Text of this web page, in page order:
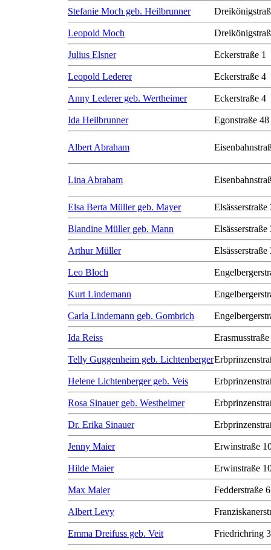
Stefanie Moch geb. Heilbrunner
Leopold Moch
Julius Elsner Eckerstraße 1
Leopold Lederer Eckerstraße 4
Anny Lederer geb. Wertheimer Eckerstraße 4
Ida Heilbrunner Egonstraße 48
Albert Abraham
Lina Abraham
Elsa Berta Müller geb. Mayer Elsässerstraße
Blandine Müller geb. Mann Elsässerstraße
Arthur Müller Elsässerstraße
Leo Bloch
Kurt Lindemann
Carla Lindemann geb. Gombrich
Ida Reiss
Telly Guggenheim geb. Lichtenberger
Helene Lichtenberger geb. Veis
Rosa Sinauer geb. Westheimer
Dr. Erika Sinauer
Jenny Maier Erwinstraße
Hilde Maier Erwinstraße
Max Maier Fedderstraße 6
Albert Levy
Emma Dreifuss geb. Veit Friedrichring